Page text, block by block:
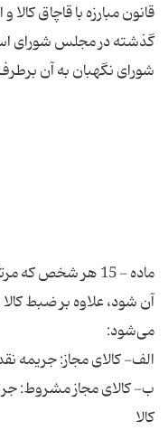
گذشته در مجلس شورای
ماده - 15 هر شخص
آن شود، علاوه بر ضبط
ب- کالای مجاز مشروط: